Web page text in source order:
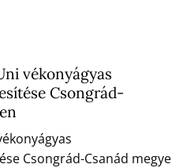
vékonyágyas
Csongrád-
Csongrád-Csanád megye